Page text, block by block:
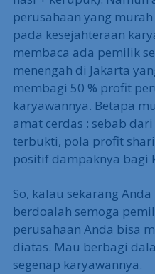
perusahaan yang
pada kesejahteraan
membaca ada pemilik
menengah di Jakarta
membagi 50 % profit
karyawannya. Betapa
amat cerdas : sebab
terbukti, pola profit
positif dampaknya bagi
So, kalau sekarang
berdoalah semoga
perusahaan Anda bisa
diatas. Mau berbagi
segenap karyawannya.